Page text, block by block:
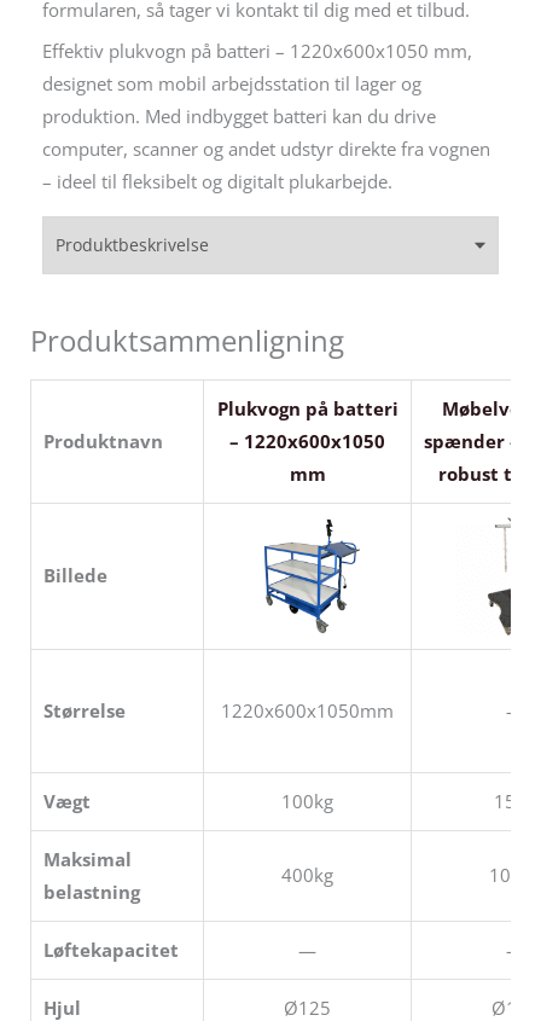
formularen, så tager vi kontakt til dig med et tilbud.
Effektiv plukvogn på batteri – 1220x600x1050 mm,
designet som mobil arbejdsstation til lager og
produktion. Med indbygget batteri kan du drive
computer, scanner og andet udstyr direkte fra vognen
– ideel til fleksibelt og digitalt plukarbejde.
Produktbeskrivelse
Produktsammenligning
Produktnavn
Plukvogn på batteri
– 1220x600x1050
mm
spænder –
robust
Billede
Størrelse 1220x600x1050mm —
Vægt 100kg 15kg
Maksimal
belastning
400kg 100kg
Løftekapacitet — —
Hjul Ø125 Ø100